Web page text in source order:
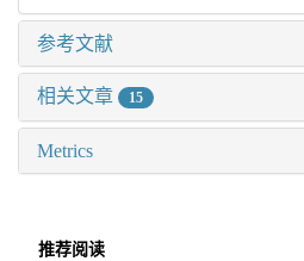
参考文献
相关文章 15
Metrics
推荐阅读